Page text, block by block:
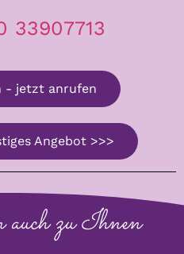
33907713
- jetzt anrufen
Angebot >>>
zu Ihnen